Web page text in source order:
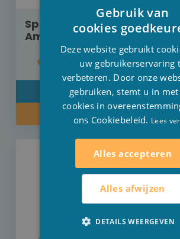
Spitzner massage olie 190
Amyris OP=OP
€ 19,00
DETAIL
Gebruik van
cookies
Deze website gebruikt
uw gebruikerservaring
verbeteren. Door onze
gebruiken, stemt u in
cookies in
ons Cookiebeleid. Lees
Alles accepteren
Alles afwijzen
DETAILS WEERGEVEN